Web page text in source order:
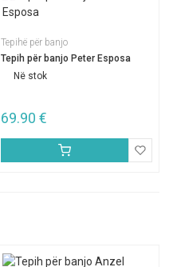
Tepihë për banjo
Tepih për banjo Peter Esposa
Në stok
69.90 €